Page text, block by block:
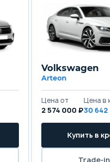
Volkswagen
Arteon
Цена от
2 574 000 ₽
Цена в
30
Купить в
Trade-in